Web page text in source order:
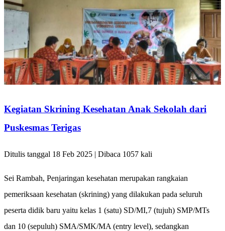
Kegiatan Skrining Kesehatan Anak Sekolah dari
Puskesmas Terigas
Ditulis tanggal 18 Feb 2025 | Dibaca 1057 kali
Sei Rambah, Penjaringan kesehatan merupakan rangkaian
pemeriksaan kesehatan (skrining) yang dilakukan pada seluruh
peserta didik baru yaitu kelas 1 (satu) SD/MI,7 (tujuh) SMP/MTs
dan 10 (sepuluh) SMA/SMK/MA (entry level), sedangkan